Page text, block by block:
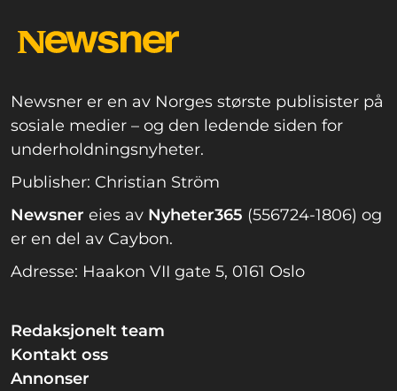
Newsner er en av Norges største publisister på
sosiale medier – og den ledende siden for
underholdningsnyheter.
Publisher: Christian Ström
Newsner eies av Nyheter365 (556724-1806) og
er en del av Caybon.
Adresse: Haakon VII gate 5, 0161 Oslo
Redaksjonelt team
Kontakt oss
Annonser